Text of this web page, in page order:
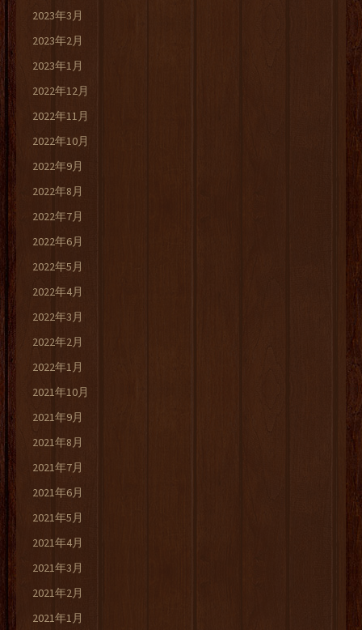
2023年3月
2023年2月
2023年1月
2022年12月
2022年11月
2022年10月
2022年9月
2022年8月
2022年7月
2022年6月
2022年5月
2022年4月
2022年3月
2022年2月
2022年1月
2021年10月
2021年9月
2021年8月
2021年7月
2021年6月
2021年5月
2021年4月
2021年3月
2021年2月
2021年1月